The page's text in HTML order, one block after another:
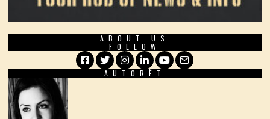
ABOUT US
FOLLOW
Facebook
TwitterInstagram
LinkedIn
YouTube
Email
AUTORËT